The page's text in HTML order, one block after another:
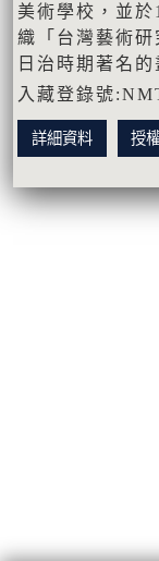
美術學校，並
織「台灣藝術
日治時期著名的
入藏登錄號
詳細資料 授